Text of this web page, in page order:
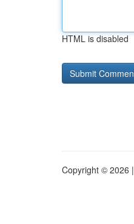
HTML is disabled
Copyright © 2026 |